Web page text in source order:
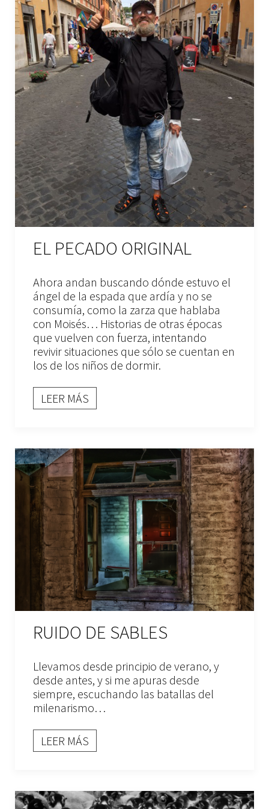
EL PECADO ORIGINAL
Ahora andan buscando dónde estuvo el
ángel de la espada que ardía y no se
consumía, como la zarza que hablaba
con Moisés… Historias de otras épocas
que vuelven con fuerza, intentando
revivir situaciones que sólo se cuentan en
los de los niños de dormir.
LEER MÁS
RUIDO DE SABLES
Llevamos desde principio de verano, y
desde antes, y si me apuras desde
siempre, escuchando las batallas del
milenarismo…
LEER MÁS